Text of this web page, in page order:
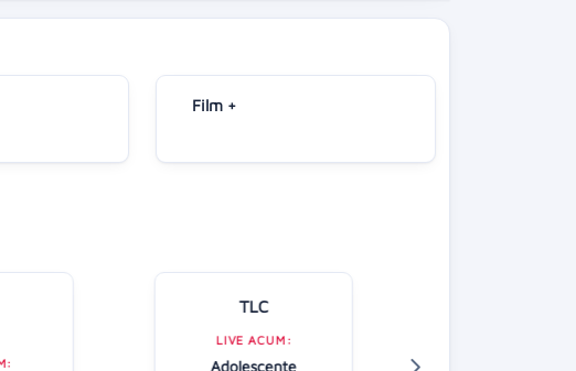
Film +
TLC
LIVE ACUM:
Adolescente